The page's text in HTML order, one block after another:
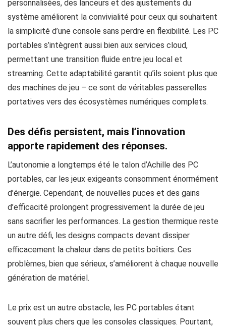
personnalisées, des lanceurs et des ajustements du
système améliorent la convivialité pour ceux qui souhaitent
la simplicité d’une console sans perdre en flexibilité. Les PC
portables s’intègrent aussi bien aux services cloud,
permettant une transition fluide entre jeu local et
streaming. Cette adaptabilité garantit qu’ils soient plus que
des machines de jeu – ce sont de véritables passerelles
portatives vers des écosystèmes numériques complets.
Des défis persistent, mais l’innovation
apporte rapidement des réponses.
L’autonomie a longtemps été le talon d’Achille des PC
portables, car les jeux exigeants consomment énormément
d’énergie. Cependant, de nouvelles puces et des gains
d’efficacité prolongent progressivement la durée de jeu
sans sacrifier les performances. La gestion thermique reste
un autre défi, les designs compacts devant dissiper
efficacement la chaleur dans de petits boîtiers. Ces
problèmes, bien que sérieux, s’améliorent à chaque nouvelle
génération de matériel.
Le prix est un autre obstacle, les PC portables étant
souvent plus chers que les consoles classiques. Pourtant,